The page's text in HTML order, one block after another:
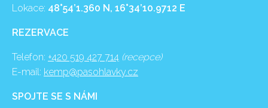
Lokace: 48°54’1.360 N, 16°34’10.9712 E
REZERVACE
Telefon: +420 519 427 714 (recepce)
E-mail: kemp@pasohlavky.cz
SPOJTE SE S NÁMI